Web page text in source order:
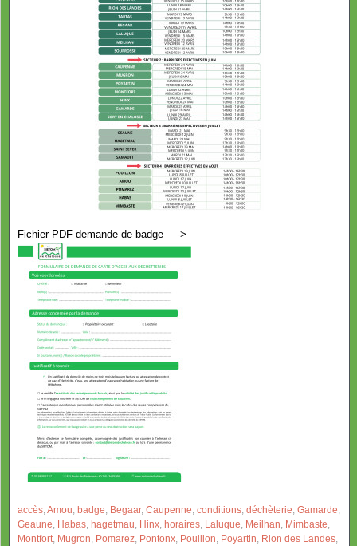
Fichier PDF demande de badge —->
accès,Amou, badge, Begaar, Caupenne, conditions, déchèterie, Gamarde,
Geaune, Habas, hagetmau, Hinx, horaires, Laluque, Meilhan, Mimbaste,
Montfort, Mugron, Pomarez, Pontonx, Pouillon, Poyartin, Rion des Landes,